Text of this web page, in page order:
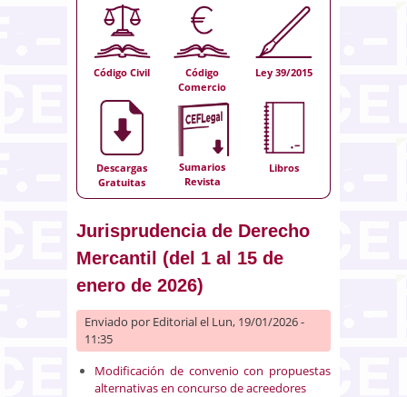
Código Civil
Código
Comercio
Ley 39/2015
Descargas
Gratuitas
Sumarios
Revista
Libros
Jurisprudencia de Derecho
Mercantil (del 1 al 15 de
enero de 2026)
Enviado por Editorialel Lun, 19/01/2026 -
11:35
Modificación de convenio con propuestas
alternativas en concurso de acreedores